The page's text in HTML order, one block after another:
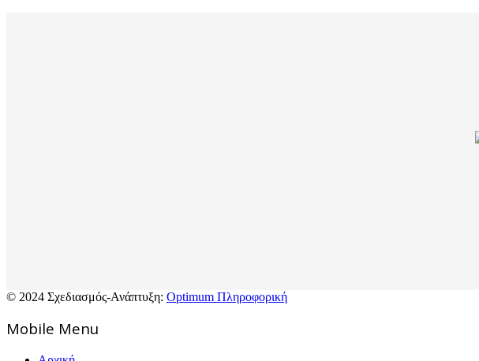
© 2024 Σχεδιασμός-Ανάπτυξη: Optimum Πληροφορική
Mοbile Menu